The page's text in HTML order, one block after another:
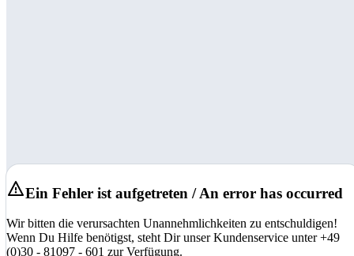
Ein Fehler ist aufgetreten / An error has occurred
Wir bitten die verursachten Unannehmlichkeiten zu entschuldigen!
Wenn Du Hilfe benötigst, steht Dir unser Kundenservice unter +49
(0)30 - 81097 - 601 zur Verfügung.